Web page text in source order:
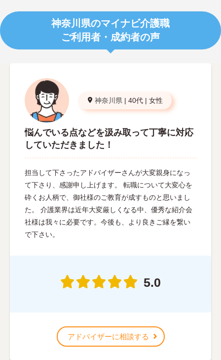
神奈川県のマイナビ介護職
ご利用者・成約者の声
神奈川県 | 40代 | 女性
悩んでいる点などを汲み取って丁寧に対応
していただきました！
担当して下さったアドバイザーさんが大変親身になっ
て下さり、感謝申し上げます。 転職について大変心を
砕くお人柄で、御社様のご教育が成すものと思いまし
た。 介護業界は近年大変厳しくなる中、優秀な紹介会
社様は我々に必要です。今後も、より良きご縁を繋い
で下さい。
5.0
アドバイザーに相談する